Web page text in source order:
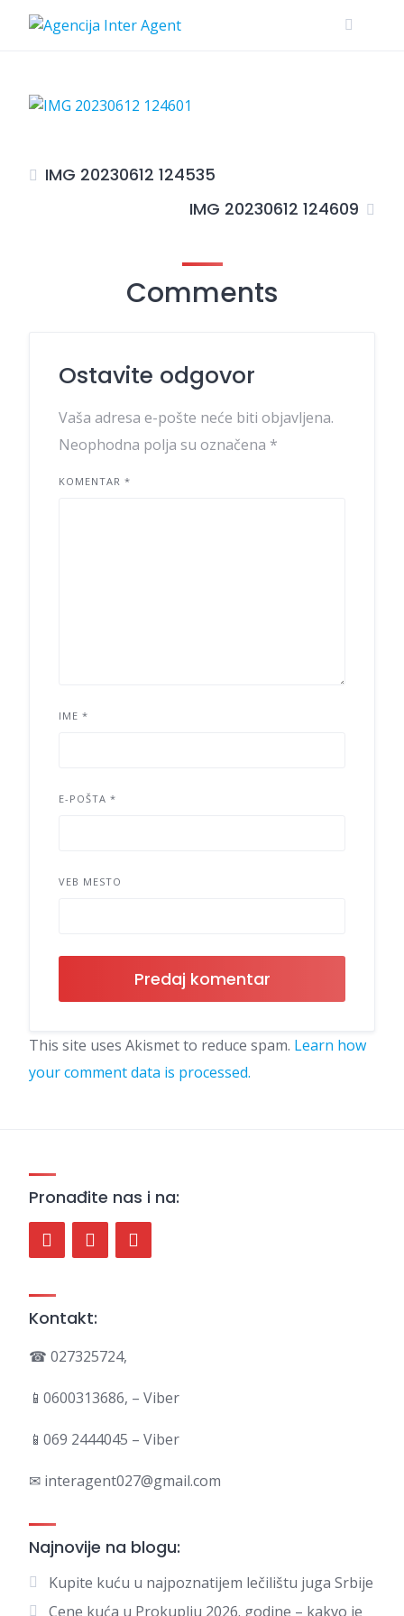
IMG 20230612 124535
IMG 20230612 124609
Comments
Ostavite odgovor
Vaša adresa e-pošte neće biti objavljena.
Neophodna polja su označena *
KOMENTAR *
IME *
E-POŠTA *
VEB MESTO
This site uses Akismet to reduce spam. Learn how
your comment data is processed.
Pronađite nas i na:
Kontakt:
☎ 027325724,
📱0600313686, – Viber
📱069 2444045 – Viber
✉ interagent027@gmail.com
Najnovije na blogu:
Kupite kuću u najpoznatijem lečilištu juga Srbije
Cene kuća u Prokuplju 2026. godine – kakvo je